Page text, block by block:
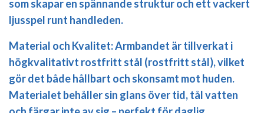
som skapar en spännande struktur och ett vackert
ljusspel runt handleden.
Material och Kvalitet:Armbandet är tillverkat i
högkvalitativt rostfritt stål (rostfritt stål), vilket
gör det både hållbart och skonsamt mot huden.
Materialet behåller sin glans över tid, tål vatten